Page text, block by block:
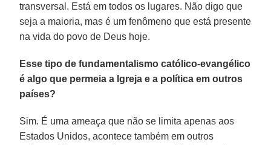
transversal. Está em todos os lugares. Não digo que
seja a maioria, mas é um fenômeno que está presente
na vida do povo de Deus hoje.
Esse tipo de fundamentalismo católico-evangélico
é algo que permeia a Igreja e a política em outros
países?
Sim. É uma ameaça que não se limita apenas aos
Estados Unidos, acontece também em outros